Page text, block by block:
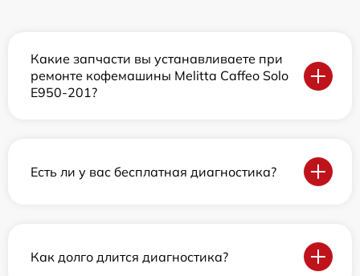
Какие запчасти вы устанавливаете при
ремонте кофемашины Melitta Caffeo Solo
E950-201?
Есть ли у вас бесплатная диагностика?
Как долго длится диагностика?